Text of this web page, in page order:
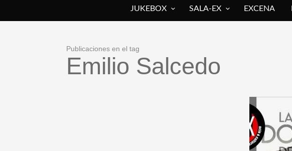
JUKEBOX SALA-EX EXCENA
Publicaciones en el tag
Emilio Salcedo